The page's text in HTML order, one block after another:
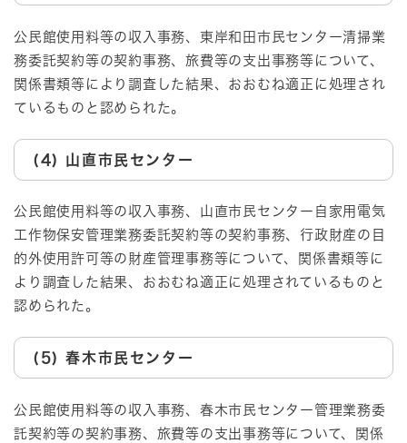
公民館使用料等の収入事務、東岸和田市民センター清掃業
務委託契約等の契約事務、旅費等の支出事務等について、
関係書類等により調査した結果、おおむね適正に処理され
ているものと認められた。
(4) 山直市民センター
公民館使用料等の収入事務、山直市民センター自家用電気
工作物保安管理業務委託契約等の契約事務、行政財産の目
的外使用許可等の財産管理事務等について、関係書類等に
より調査した結果、おおむね適正に処理されているものと
認められた。
(5) 春木市民センター
公民館使用料等の収入事務、春木市民センター管理業務委
託契約等の契約事務、旅費等の支出事務等について、関係